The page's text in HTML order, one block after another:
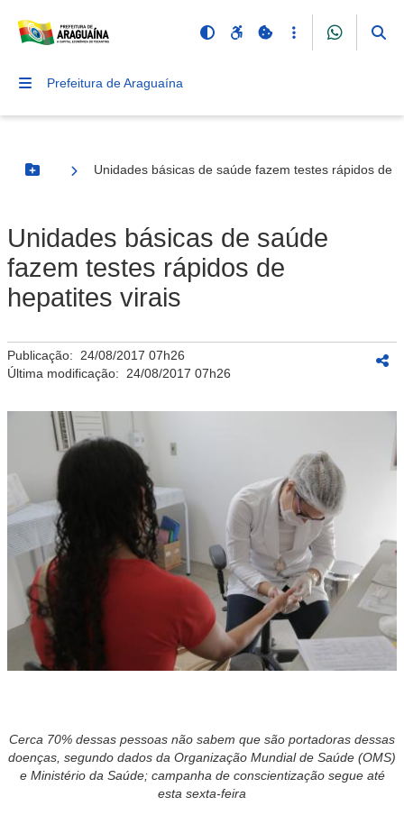
Prefeitura de Araguaína
Botão Menu
Unidades básicas de saúde fazem testes rápidos de
Unidades básicas de saúde
fazem testes rápidos de
hepatites virais
Publicação: 24/08/2017 07h26
Última modificação: 24/08/2017 07h26
Cerca 70% dessas pessoas não sabem que são portadoras dessas
doenças, segundo dados da Organização Mundial de Saúde (OMS)
e Ministério da Saúde; campanha de conscientização segue até
esta sexta-feira